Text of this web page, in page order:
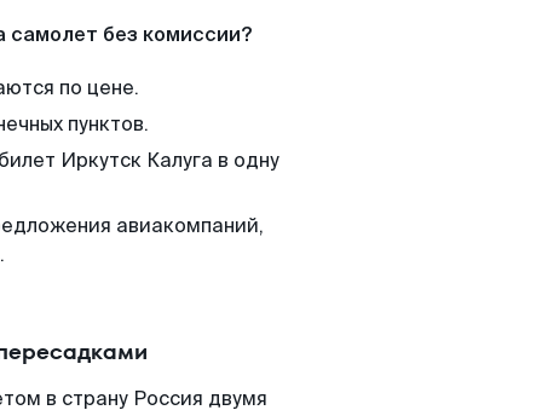
самолет без комиссии?
по цене.
пунктов.
Иркутск Калуга в одну
авиакомпаний,
в страну Россия двумя